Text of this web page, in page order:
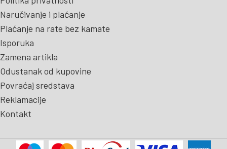
Naručivanje i plaćanje
Plaćanje na rate bez kamate
Isporuka
Zamena artikla
Odustanak od kupovine
Povraćaj sredstava
Reklamacije
Kontakt